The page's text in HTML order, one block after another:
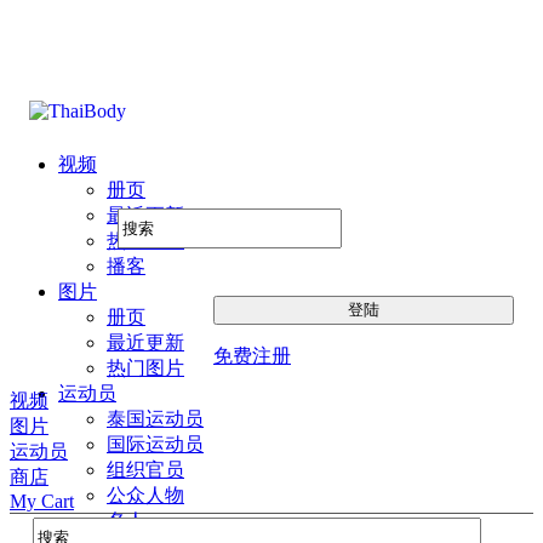
视频
册页
最近更新
热门图片
播客
图片
册页
最近更新
热门图片
运动员
泰国运动员
国际运动员
组织官员
公众人物
名人
免费注册
视频
图片
运动员
商店
My Cart